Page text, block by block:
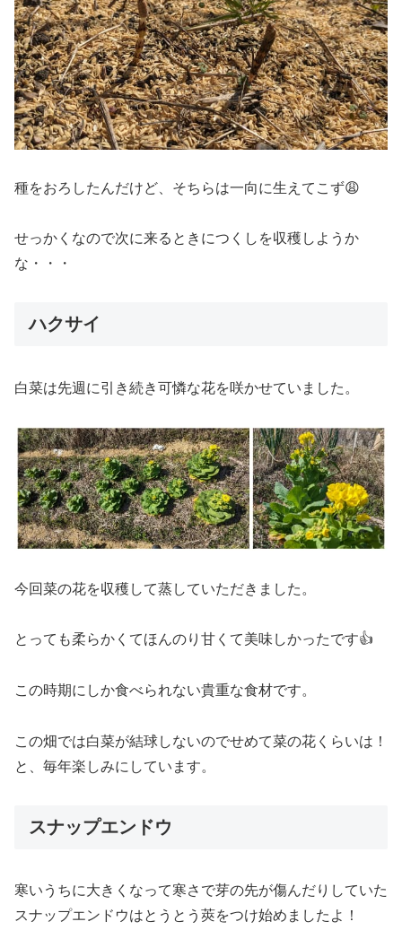
種をおろしたんだけど、そちらは一向に生えてこず😩
せっかくなので次に来るときにつくしを収穫しようか
な・・・
ハクサイ
白菜は先週に引き続き可憐な花を咲かせていました。
今回菜の花を収穫して蒸していただきました。
とっても柔らかくてほんのり甘くて美味しかったです👍
この時期にしか食べられない貴重な食材です。
この畑では白菜が結球しないのでせめて菜の花くらいは！
と、毎年楽しみにしています。
スナップエンドウ
寒いうちに大きくなって寒さで芽の先が傷んだりしていた
スナップエンドウはとうとう莢をつけ始めましたよ！